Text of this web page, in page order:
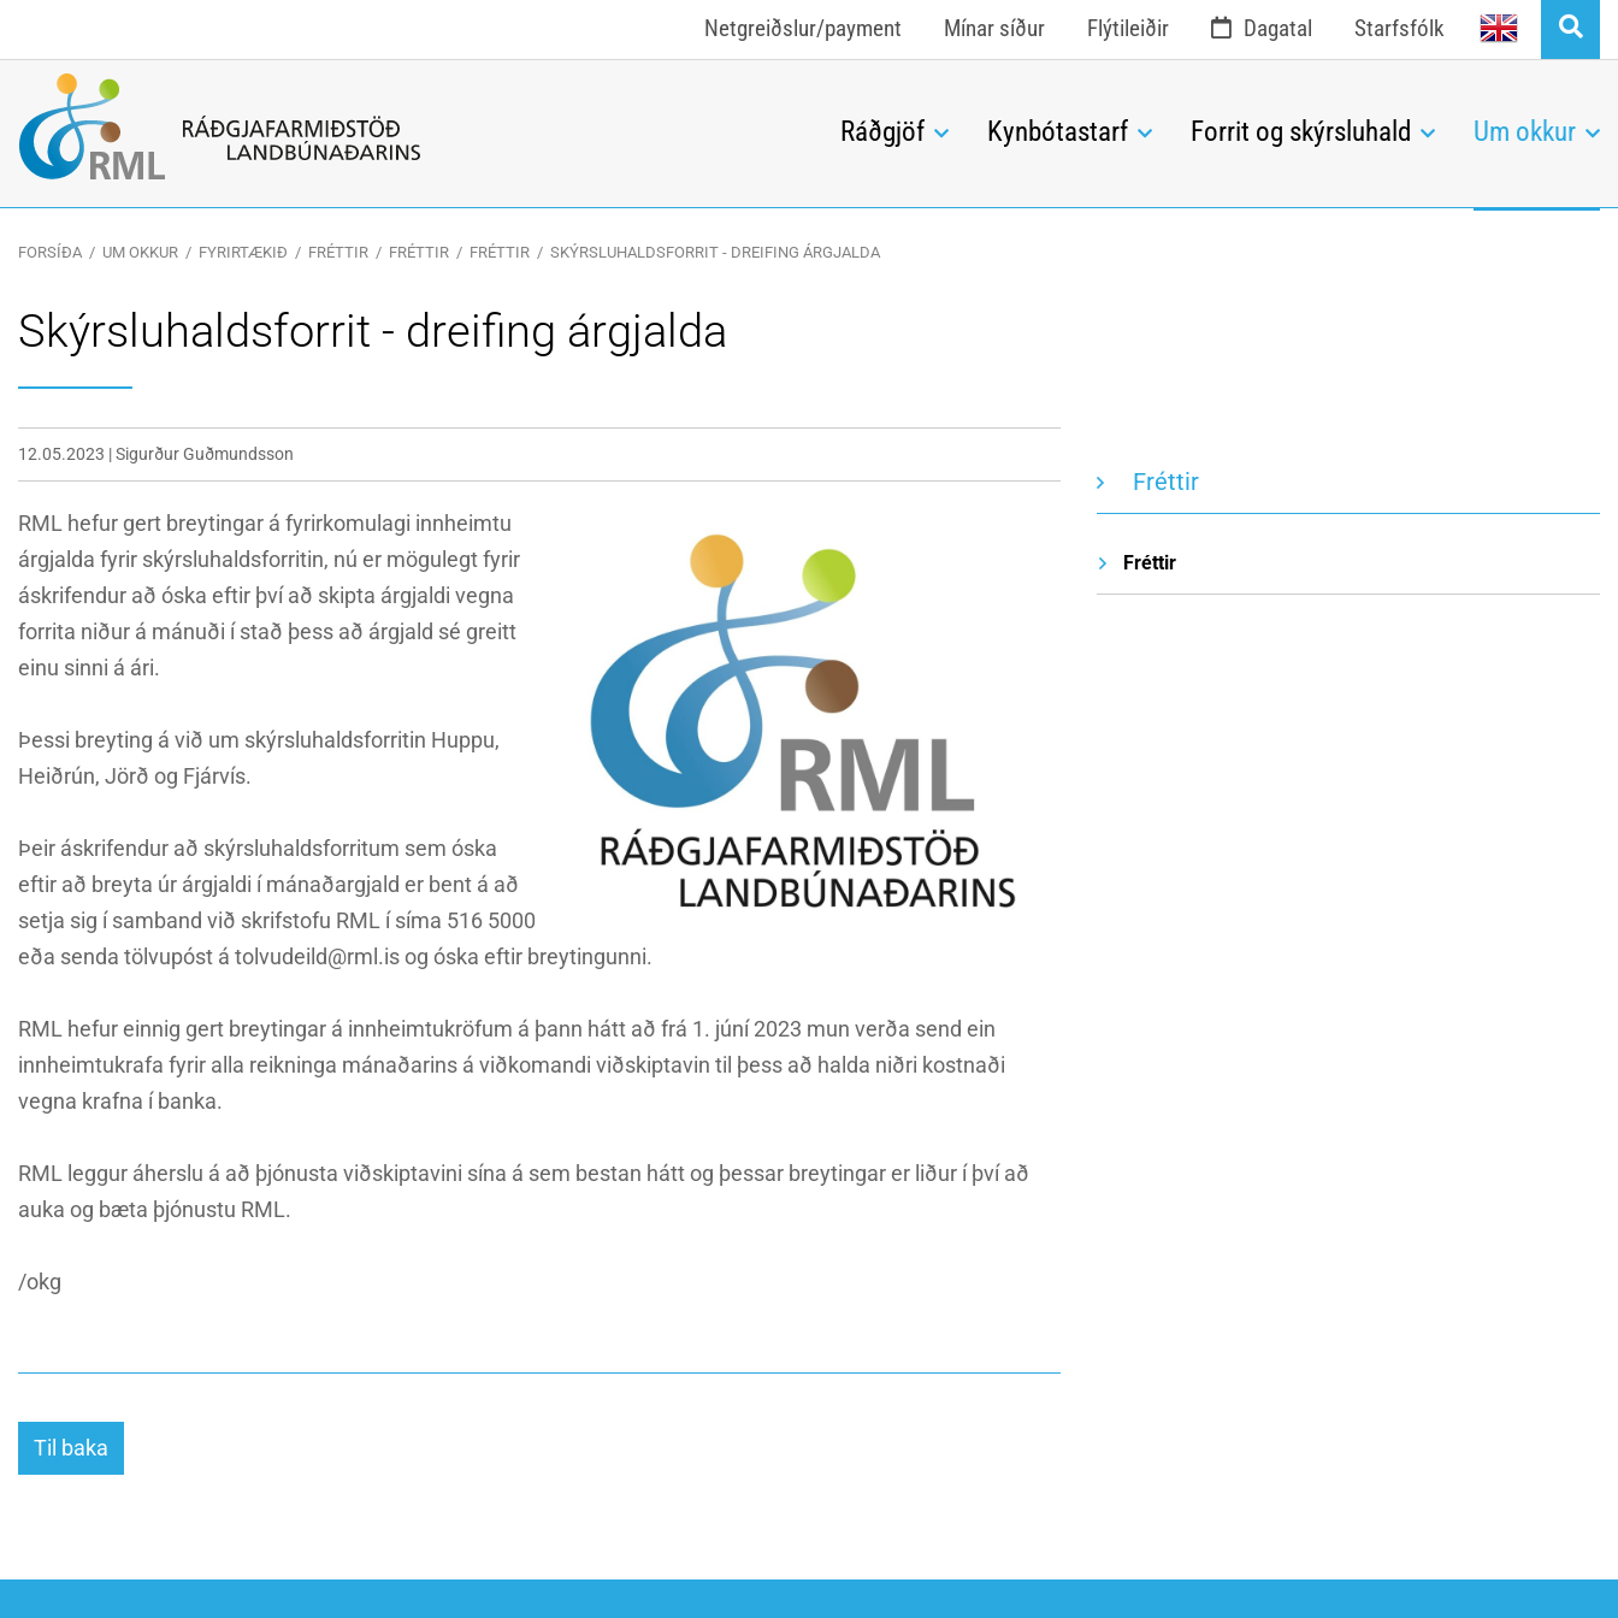
Ráðgjöf Kynbótastarf Forrit og skýrsluhald Um okkur
Netgreiðslur/payment Mínar síður Flýtileiðir Dagatal Starfsfólk English
Leitarorð
FORSÍÐA / UM OKKUR / FYRIRTÆKIÐ / FRÉTTIR / FRÉTTIR / FRÉTTIR / SKÝRSLUHALDSFORRIT - DREIFING ÁRGJALDA
Skýrsluhaldsforrit - dreifing árgjalda
12.05.2023 |Sigurður Guðmundsson
RML hefur gert breytingar á fyrirkomulagi innheimtu
árgjalda fyrir skýrsluhaldsforritin, nú er mögulegt fyrir
áskrifendur að óska eftir því að skipta árgjaldi vegna
forrita niður á mánuði í stað þess að árgjald sé greitt
einu sinni á ári.
Þessi breyting á við um skýrsluhaldsforritin Huppu,
Heiðrún, Jörð og Fjárvís.
Þeir áskrifendur að skýrsluhaldsforritum sem óska
eftir að breyta úr árgjaldi í mánaðargjald er bent á að
setja sig í samband við skrifstofu RML í síma 516 5000
eða senda tölvupóst á tolvudeild@rml.is og óska eftir breytingunni.
RML hefur einnig gert breytingar á innheimtukröfum á þann hátt að frá 1. júní 2023 mun verða send ein
innheimtukrafa fyrir alla reikninga mánaðarins á viðkomandi viðskiptavin til þess að halda niðri kostnaði
vegna krafna í banka.
RML leggur áherslu á að þjónusta viðskiptavini sína á sem bestan hátt og þessar breytingar er liður í því að
auka og bæta þjónustu RML.
/okg
Til baka
Fréttir
Fréttir